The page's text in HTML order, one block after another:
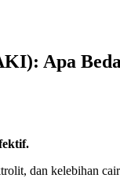
Apa
dan kelebihan